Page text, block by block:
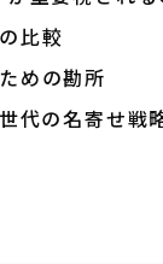
比較
めの勘所
代の名寄せ戦